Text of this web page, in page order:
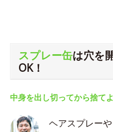
スプレー缶は穴を
OK！
中身を出し切ってから捨て
ヘアスプレー